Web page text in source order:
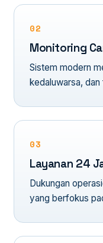
02
Monitoring
Sistem modern
kedaluwarsa,
03
Layanan 24
Dukungan
yang berfokus